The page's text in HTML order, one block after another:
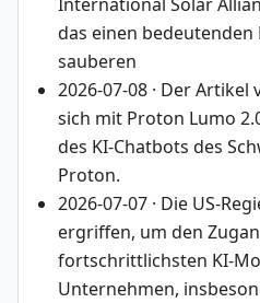
das einen
sauberen
2026-07-08 · Der
sich mit Proton Lumo
des KI-Chatbots des
Proton.
2026-07-07 · Die US-
ergriffen, um den
fortschrittlichsten KI-
Unternehmen,